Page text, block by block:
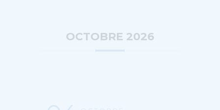
OCTOBRE 2026